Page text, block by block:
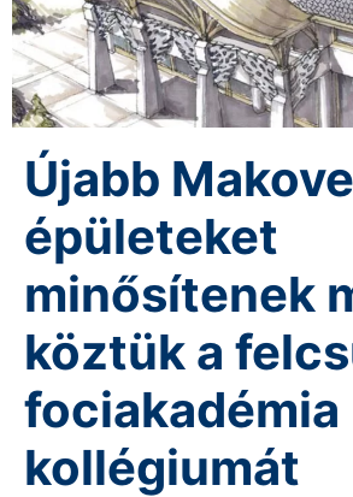
Újabb
épületeket
minősítenek
köztük a
fociakadémia
kollégiumát